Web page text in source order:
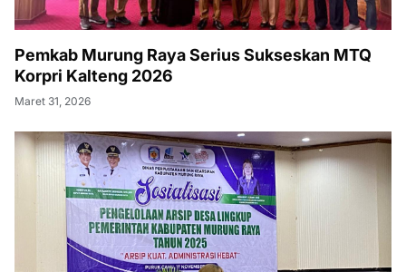
Pemkab Murung Raya Serius Sukseskan MTQ
Korpri Kalteng 2026
Maret 31, 2026